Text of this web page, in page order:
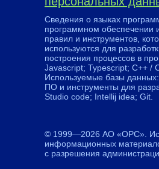
Сведения о языках
программном обеспечении
правил и инструментов,
используются для
построения процессов в
Javascript; Typescript; C++ /
Используемые базы данных:
ПО и инструменты для
Studio code; Intellij idea; Git.
© 1999—2026 АО «ОРС».
информационных
с разрешения